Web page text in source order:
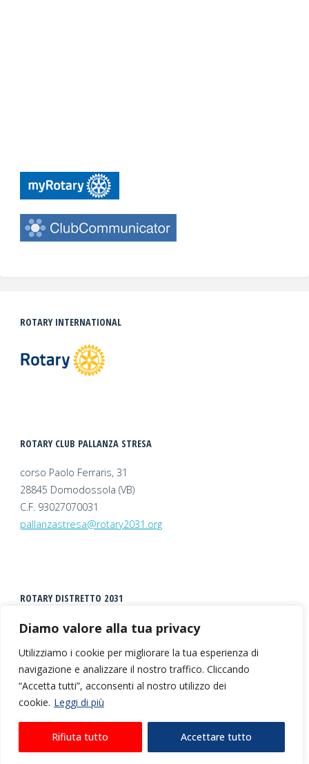
Diamo valore alla tua privacy
Utilizziamo i cookie per migliorare la tua esperienza di
navigazione e analizzare il nostro traffico. Cliccando
“Accetta tutti”, acconsenti al nostro utilizzo dei
cookie. Leggi di più
Rifiuta tutto Accettare tutto
ROTARY INTERNATIONAL
ROTARY CLUB PALLANZA STRESA
corso Paolo Ferraris, 31
28845 Domodossola (VB)
C.F. 93027070031
pallanzastresa@rotary2031.org
ROTARY DISTRETTO 2031
©2026 Rotary Club Pallanza Stresa |Privacy + Cookies
| Realizzato daEscamotages